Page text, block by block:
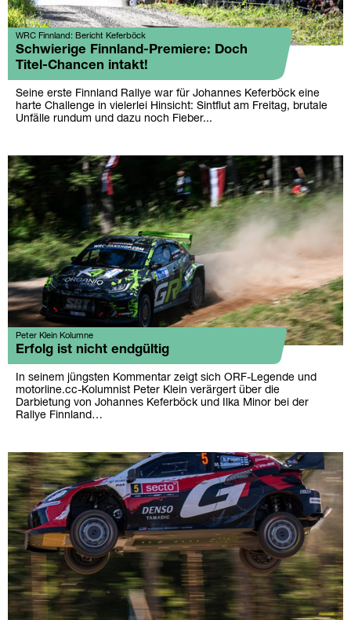
WRC Finnland: Bericht Keferböck
Schwierige Finnland-Premiere: Doch
Titel-Chancen intakt!
Seine erste Finnland Rallye war für Johannes Keferböck eine
harte Challenge in vielerlei Hinsicht: Sintflut am Freitag, brutale
Unfälle rundum und dazu noch Fieber...
Peter Klein Kolumne
Erfolg ist nicht endgültig
In seinem jüngsten Kommentar zeigt sich ORF-Legende und
motorline.cc-Kolumnist Peter Klein verärgert über die
Darbietung von Johannes Keferböck und Ilka Minor bei der
Rallye Finnland…